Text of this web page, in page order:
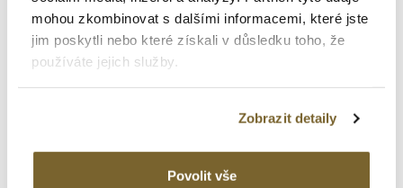
mohou zkombinovat s dalšími informacemi, které jste
jim poskytli nebo které získali v důsledku toho, že
používáte jejich služby.
Zobrazit detaily
Povolit vše
DÁMSKÝ PRSTEN ZE
ZLATA S PERLOU
Altman Diamond